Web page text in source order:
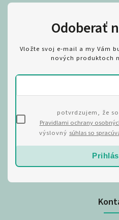
Odoberať
Vložte svoj e-mail a my Vám
nových produktoch
potvrdzujem, že
Pravidlami ochrany
výslovný súhlas so